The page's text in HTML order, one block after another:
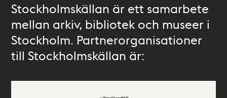
Stockholmskällan är ett samarbete
mellan arkiv, bibliotek och museer i
Stockholm. Partnerorganisationer
till Stockholmskällan är: